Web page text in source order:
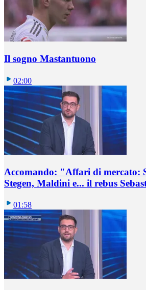
Il sogno Mastantuono
02:00
Accomando: "Affari di mercato:
Stegen, Maldini e... il rebus
01:58